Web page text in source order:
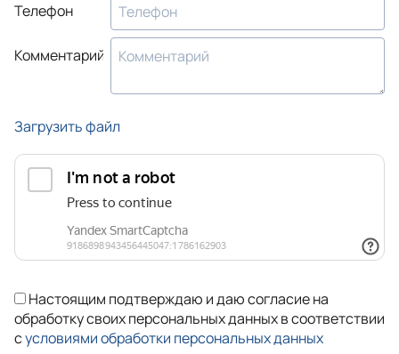
Телефон
Комментарий
Загрузить файл
Настоящим подтверждаю и даю согласие на
обработку своих персональных данных в соответствии
сусловиями обработки персональных данных